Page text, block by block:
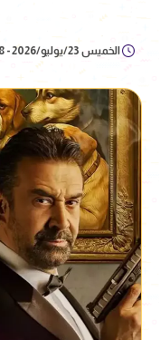
الخميس 23/يوليو/2026 - 10:28 ص